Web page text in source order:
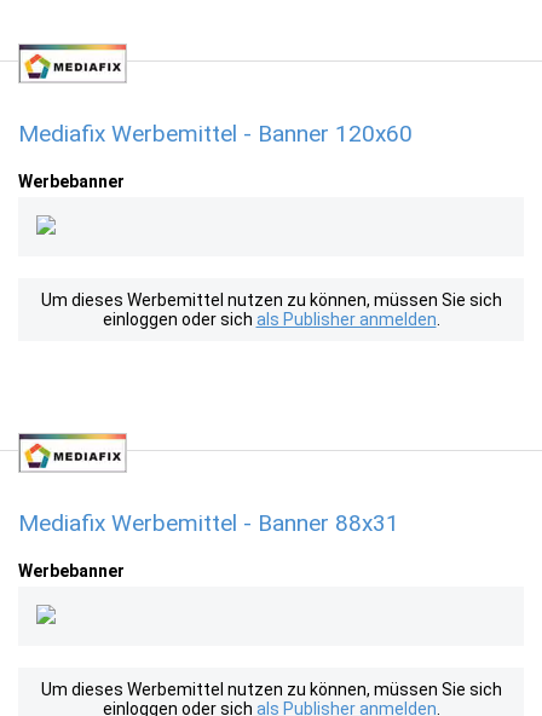
Mediafix Werbemittel - Banner 120x60
Werbebanner
Um dieses Werbemittel nutzen zu können, müssen Sie sich
einloggen oder sich als Publisher anmelden
Mediafix Werbemittel - Banner 88x31
Werbebanner
Um dieses Werbemittel nutzen zu können, müssen Sie sich
einloggen oder sich als Publisher anmelden